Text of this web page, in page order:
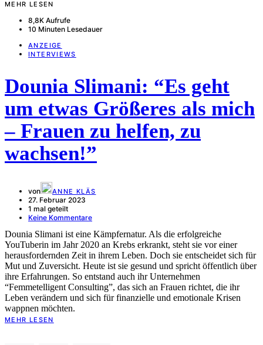
MEHR LESEN
8,8K Aufrufe
10 Minuten Lesedauer
ANZEIGE
INTERVIEWS
Dounia Slimani: “Es geht
um etwas Größeres als mich
– Frauen zu helfen, zu
wachsen!”
von ANNE KLÄS
27. Februar 2023
1 mal geteilt
Keine Kommentare
Dounia Slimani ist eine Kämpfernatur. Als die erfolgreiche
YouTuberin im Jahr 2020 an Krebs erkrankt, steht sie vor einer
herausfordernden Zeit in ihrem Leben. Doch sie entscheidet sich für
Mut und Zuversicht. Heute ist sie gesund und spricht öffentlich über
ihre Erfahrungen. So entstand auch ihr Unternehmen
“Femmetelligent Consulting”, das sich an Frauen richtet, die ihr
Leben verändern und sich für finanzielle und emotionale Krisen
wappnen möchten.
MEHR LESEN